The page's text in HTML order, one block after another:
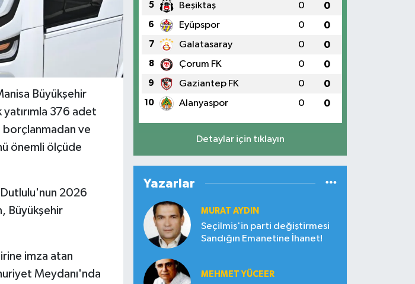
Büyükşehir
376 adet
borçlanmadan ve
önemli ölçüde
Dutlulu'nun 2026
Büyükşehir
imza atan
Meydanı'nda
5 Beşiktaş 0 0
6 Eyüpspor 0 0
7 Galatasaray 0 0
8 Çorum FK 0 0
9 Gaziantep FK 0 0
10 Alanyaspor 0 0
Detaylar için tıklayın
Yazarlar
MURAT AYDIN
Seçilmiş'in parti değiştirmesi
Sandığın Emanetine İhanet!
MEHMET YÜCEER